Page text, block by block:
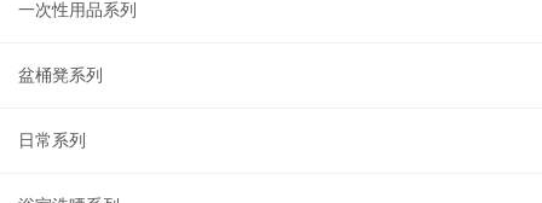
一次性用品系列
盆桶凳系列
日常系列